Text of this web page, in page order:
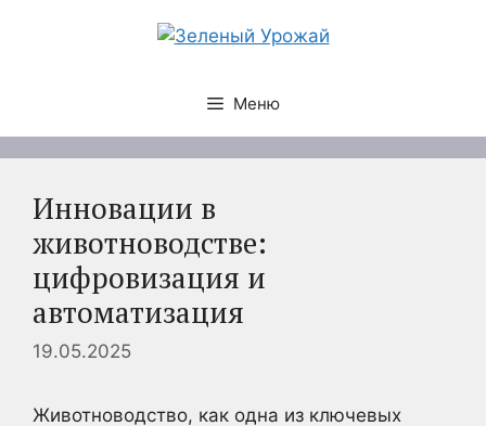
Меню
Инновации в
животноводстве:
цифровизация и
автоматизация
19.05.2025
Животноводство, как одна из ключевых